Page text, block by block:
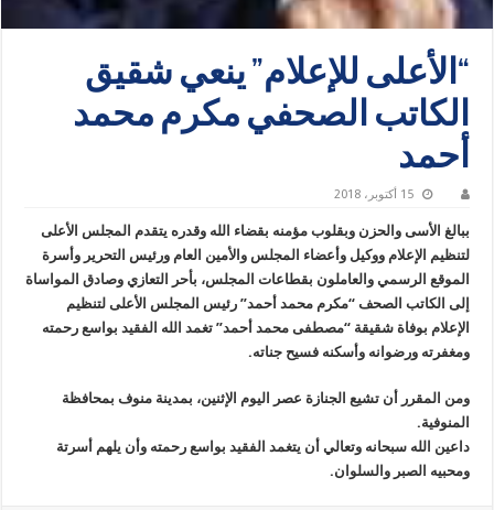
“الأعلى للإعلام” ينعي شقيق
الكاتب الصحفي مكرم محمد
أحمد
15 أكتوبر، 2018
ببالغ اﻷ‌سى والحزن وبقلوب مؤمنه بقضاء الله وقدره يتقدم المجلس الأعلى
لتنظيم الإعلام ووكيل وأعضاء المجلس والأمين العام ورئيس التحرير وأسرة
الموقع الرسمي والعاملون بقطاعات المجلس، بأحر التعازي وصادق المواساة
إلى الكاتب الصحف “مكرم محمد أحمد” رئيس المجلس الأعلى لتنظيم
الإعلام بوفاة شقيقة “مصطفى محمد أحمد” تغمد الله الفقيد بواسع رحمته
ومغفرته ورضوانه وأسكنه فسيح جناته.​
ومن المقرر أن تشيع الجنازة عصر اليوم الإثنين، بمدينة منوف بمحافظة
المنوفية.
داعين الله سبحانه وتعالي أن يتغمد الفقيد بواسع رحمته وأن يلهم أسرتة
ومحبيه الصبر والسلوان.